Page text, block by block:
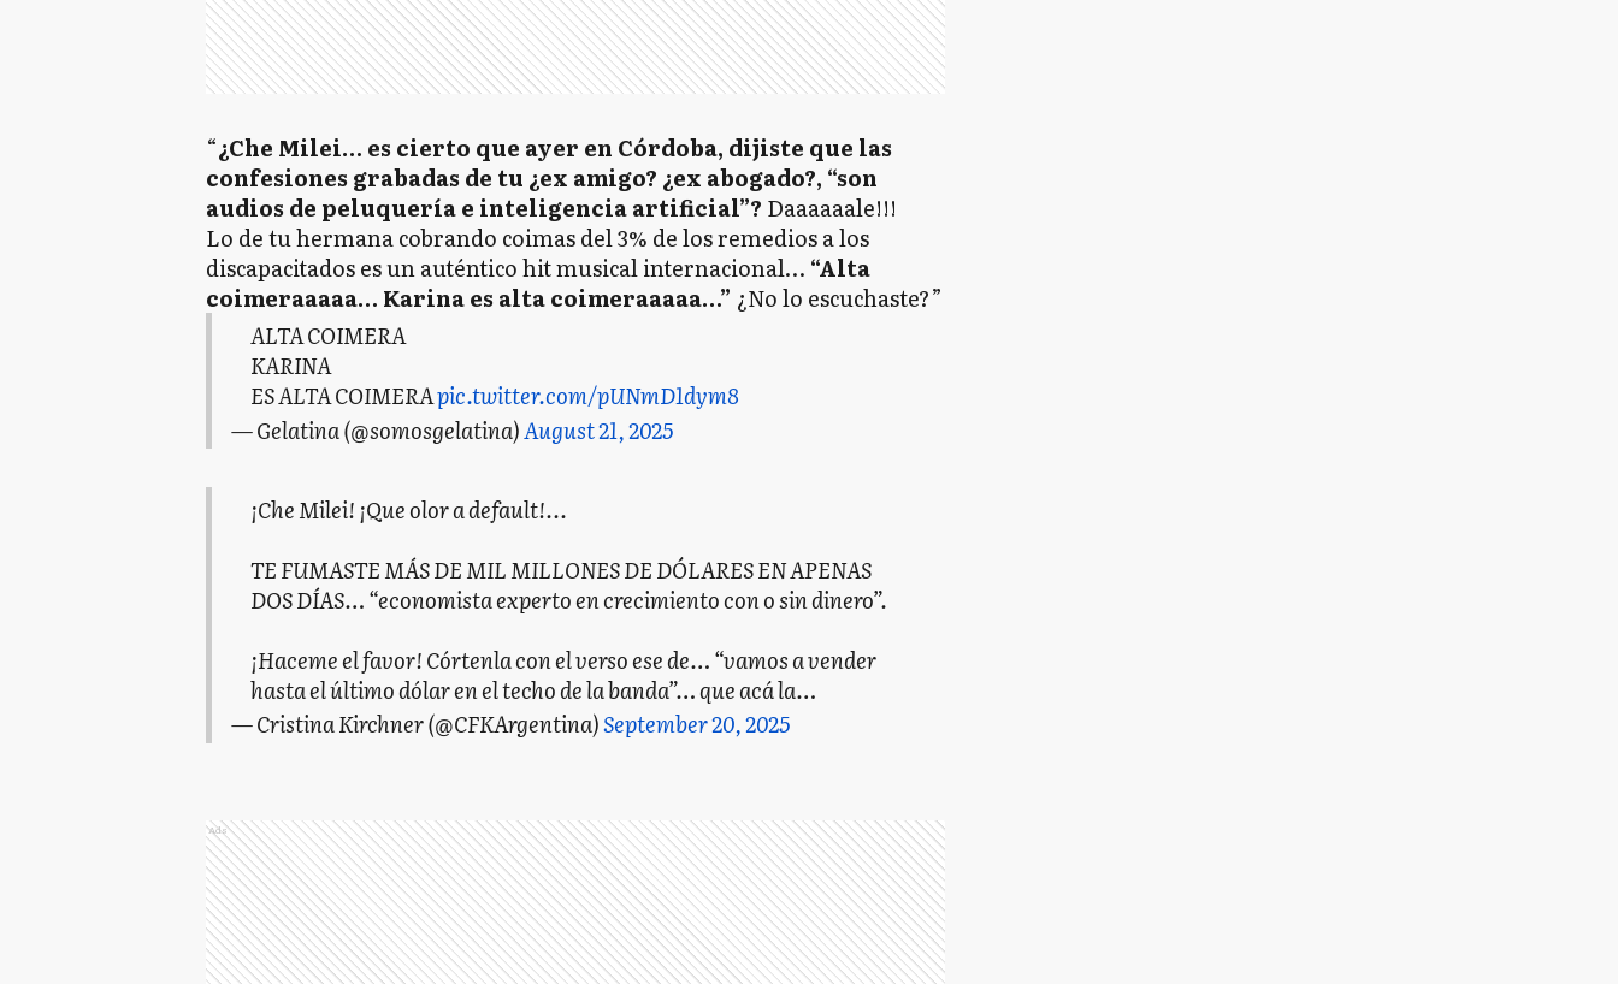
“¿Che Milei… es cierto que ayer en Córdoba, dijiste que las
confesiones grabadas de tu ¿ex amigo? ¿ex abogado?, “son
audios de peluquería e inteligencia artificial”? Daaaaaale!!!
Lo de tu hermana cobrando coimas del 3% de los remedios a los
discapacitados es un auténtico hit musical internacional… “Alta
coimeraaaaa… Karina es alta coimeraaaaa…” ¿No lo escuchaste?”
ALTA COIMERA
KARINA
ES ALTA COIMERApic.twitter.com/pUNmD1dym8
— Gelatina (@somosgelatina)August 21, 2025
¡Che Milei! ¡Que olor a default!...
TE FUMASTE MÁS DE MIL MILLONES DE DÓLARES EN APENAS
DOS DÍAS… “economista experto en crecimiento con o sin dinero”.
¡Haceme el favor! Córtenla con el verso ese de… “vamos a vender
hasta el último dólar en el techo de la banda”… que acá la…
— Cristina Kirchner (@CFKArgentina)September 20, 2025
Ads